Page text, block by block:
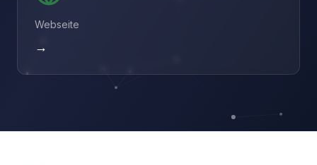
Webseite
→